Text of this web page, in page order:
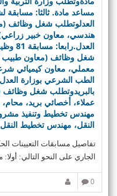
العدلوتطلب شغل وظائف
هندسي، معاون خبير
شغل وظائف (معاون
معملي، معاون كيميائي
بالبريدوتطلب شغل
عملاء، أخصائي بريد،
مهندس تخطيط وتنفيذ
النقل، مهندس تخطيط
تفاصيل مسابقات التعيينات
الجاري على النحو التالي:
0